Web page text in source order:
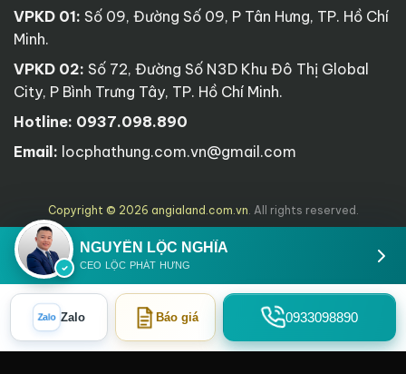
VPKD 01: Số 09, Đường Số 09, P Tân Hưng, TP. Hồ Chí
Minh.
VPKD 02: Số 72, Đường Số N3D Khu Đô Thị Global
City, P Bình Trưng Tây, TP. Hồ Chí Minh.
Hotline: 0937.098.890
Email: locphathung.com.vn@gmail.com
Copyright © 2026 angialand.com.vn . All rights reserved.
NGUYỄN LỘC NGHĨA
CEO LỘC PHÁT HƯNG
Zalo Zalo Báo giá 0933098890